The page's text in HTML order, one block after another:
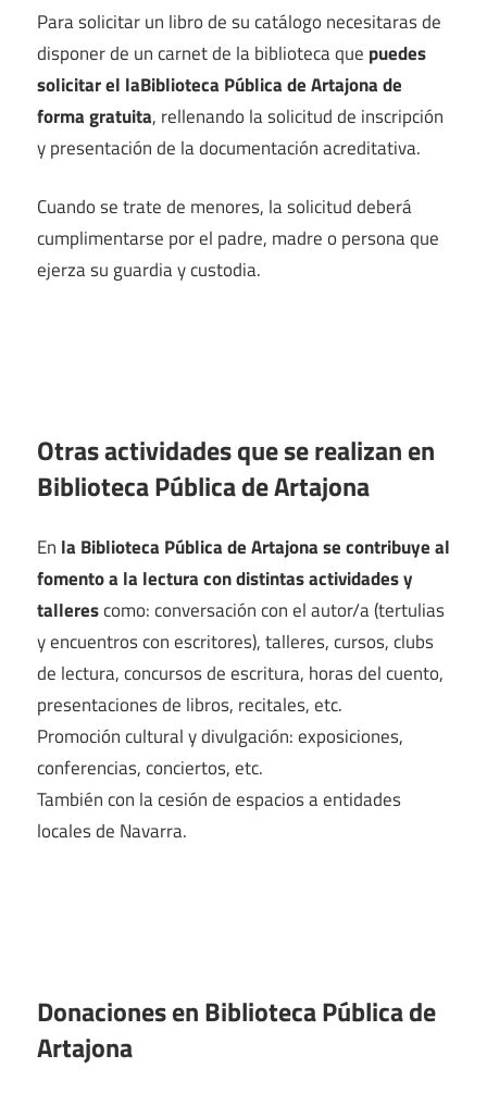
Para solicitar un libro de su catálogo necesitaras de
disponer de un carnet de la biblioteca que puedes
solicitar el laBiblioteca Pública de Artajona de
forma gratuita, rellenando la solicitud de inscripción
y presentación de la documentación acreditativa.
Cuando se trate de menores, la solicitud deberá
cumplimentarse por el padre, madre o persona que
ejerza su guardia y custodia.
Otras actividades que se realizan en
Biblioteca Pública de Artajona
En la Biblioteca Pública de Artajona se contribuye al
fomento a la lectura con distintas actividades y
tallerescomo: conversación con el autor/a (tertulias
y encuentros con escritores), talleres, cursos, clubs
de lectura, concursos de escritura, horas del cuento,
presentaciones de libros, recitales, etc.
Promoción cultural y divulgación: exposiciones,
conferencias, conciertos, etc.
También con la cesión de espacios a entidades
locales de Navarra.
Donaciones en Biblioteca Pública de
Artajona